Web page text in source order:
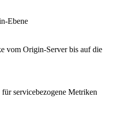
Ebene
vom Origin-Server bis auf die
servicebezogene Metriken